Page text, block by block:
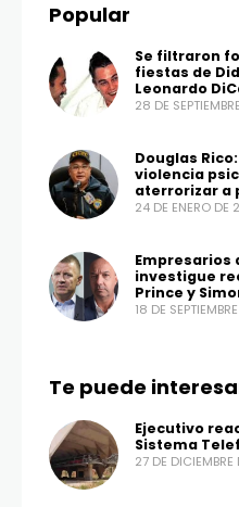
Popular
Se filtraron
fiestas de
Leonardo
28 DE
Douglas
violencia
aterrorizar a
24 DE ENERO DE
Empresarios
investigue
Prince y
18 DE
Te puede
Ejecutivo
Sistema
27 DE